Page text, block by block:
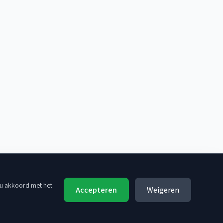
akkoord met het
Accepteren Weigeren